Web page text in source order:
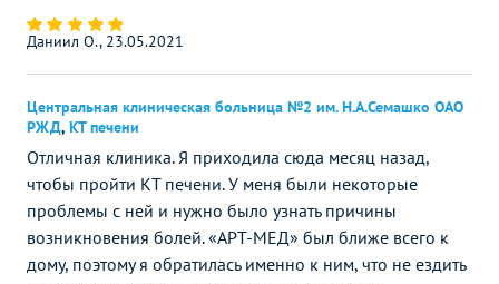
Даниил О., 23.05.2021
Центральная клиническая больница №2 им. Н.А.Семашко ОАО
РЖД, КТ печени
Отличная клиника. Я приходила сюда месяц назад,
чтобы пройти КТ печени. У меня были некоторые
проблемы с ней и нужно было узнать причины
возникновения болей. «АРТ-МЕД» был ближе всего к
дому, поэтому я обратилась именно к ним, что не ездить